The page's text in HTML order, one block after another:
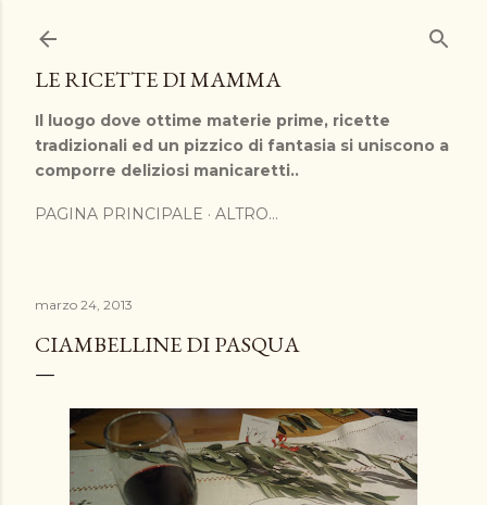
LE RICETTE DI MAMMA
Il luogo dove ottime materie prime, ricette
tradizionali ed un pizzico di fantasia si uniscono a
comporre deliziosi manicaretti..
PAGINA PRINCIPALE ALTRO…
marzo 24, 2013
CIAMBELLINE DI PASQUA